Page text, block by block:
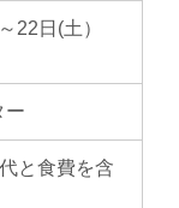
22日(土）
ー
と食費を含